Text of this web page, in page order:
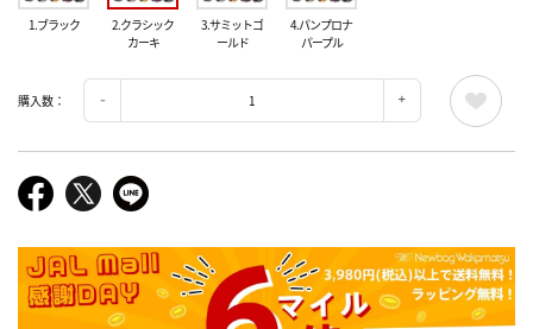
1.ブラック
2.クラシック
カーキ
3.サミットゴ
ールド
4.パンプロナ
パープル
購入数：